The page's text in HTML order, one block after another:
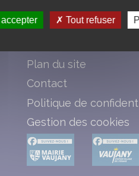
Copyright
Plan du site
Contact
Politique de
Gestion des cookies
Tout refuser